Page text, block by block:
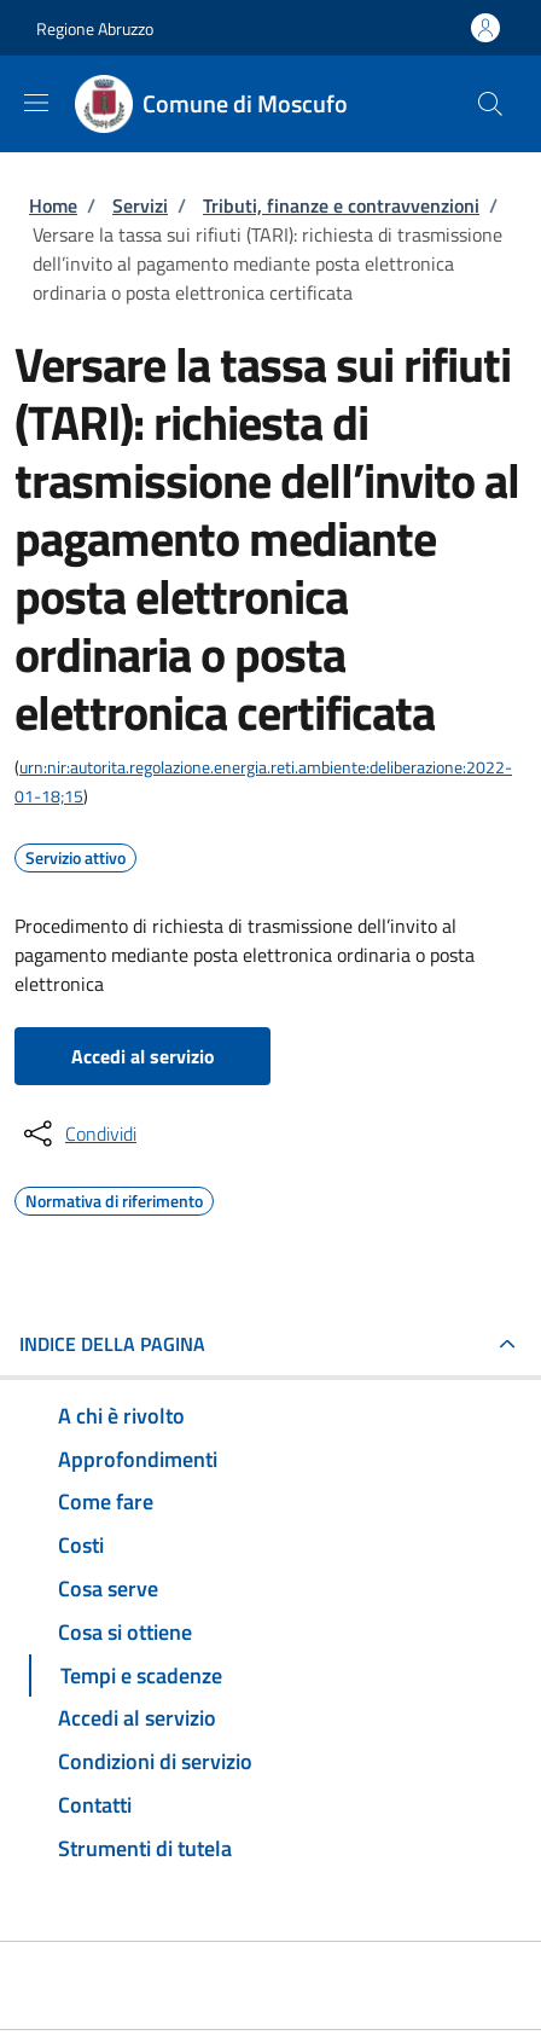
Regione Abruzzo
Comune di Moscufo
Briciole di pane
Home / Servizi / Tributi, finanze e contravvenzioni /
Versare la tassa sui rifiuti (TARI): richiesta di trasmissione
dell’invito al pagamento mediante posta elettronica
ordinaria o posta elettronica certificata
Versare la tassa sui rifiuti
(TARI): richiesta di
trasmissione dell’invito al
pagamento mediante
posta elettronica
ordinaria o posta
elettronica certificata
(urn:nir:autorita.regolazione.energia.reti.ambiente:deliberazione:2022-
01-18;15)
Servizio attivo
Procedimento di richiesta di trasmissione dell’invito al
pagamento mediante posta elettronica ordinaria o posta
elettronica
Accedi al servizio
Condividi
Normativa di riferimento
INDICE DELLA PAGINA
A chi è rivolto
Approfondimenti
Come fare
Costi
Cosa serve
Cosa si ottiene
Tempi e scadenze
Accedi al servizio
Condizioni di servizio
Contatti
Strumenti di tutela